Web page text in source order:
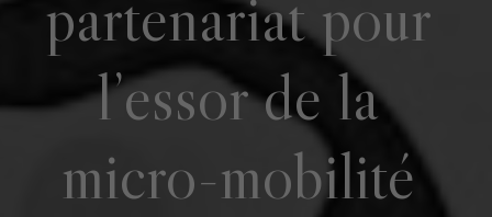
partenariat pour
l’essor de la
micro-mobilité